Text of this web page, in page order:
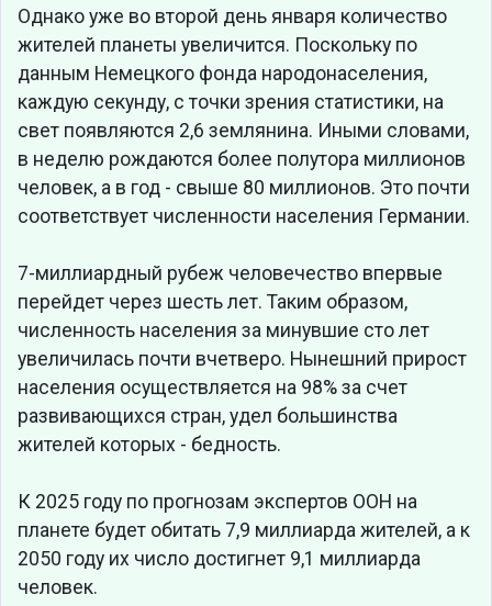
Однако уже во второй день января количество
жителей планеты увеличится. Поскольку по
данным Немецкого фонда народонаселения,
каждую секунду, с точки зрения статистики, на
свет появляются 2,6 землянина. Иными словами,
в неделю рождаются более полутора миллионов
человек, а в год - свыше 80 миллионов. Это почти
соответствует численности населения Германии.
7-миллиардный рубеж человечество впервые
перейдет через шесть лет. Таким образом,
численность населения за минувшие сто лет
увеличилась почти вчетверо. Нынешний прирост
населения осуществляется на 98% за счет
развивающихся стран, удел большинства
жителей которых - бедность.
К 2025 году по прогнозам экспертов ООН на
планете будет обитать 7,9 миллиарда жителей, а к
2050 году их число достигнет 9,1 миллиарда
человек.